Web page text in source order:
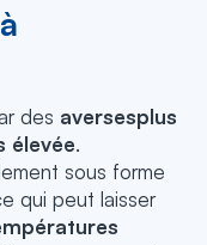
des aversesplus
élevée.
sous forme
qui peut laisser